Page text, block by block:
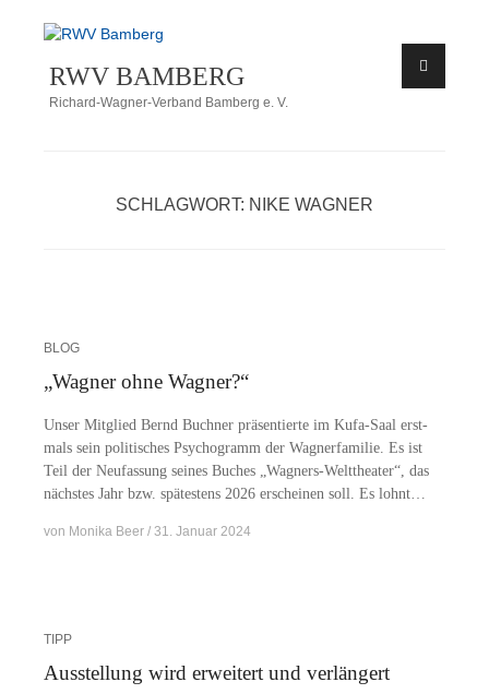
Zum
springen
RWV BAMBERG
Richard-Wagner-Verband Bamberg e. V.
SCHLAGWORT: NIKE WAGNER
BLOG
„Wagner ohne Wagner?“
Un­ser Mit­glied Bernd Buch­ner prä­sen­tier­te im Kufa-Saal erst­
mals sein po­li­ti­sches Psy­cho­gramm der Wag­ner­fa­mi­lie. Es ist
Teil der Neu­fas­sung sei­nes Bu­ches „Wa­g­­ners-Wel­t­­the­a­­ter“, das
nächs­tes Jahr bzw. spä­tes­tens 2026 er­schei­nen soll. Es lohnt…
von Monika Beer 31. Januar 2024
TIPP
Ausstellung wird erweitert und verlängert